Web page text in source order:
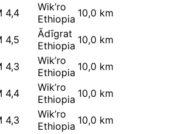
4,4
Wik’ro
Ethiopia 10,0 km
4,5
Ādīgrat
Ethiopia 10,0 km
4,3
Wik’ro
Ethiopia 10,0 km
4,4
Wik’ro
Ethiopia 10,0 km
4,3
Wik’ro
Ethiopia 10,0 km